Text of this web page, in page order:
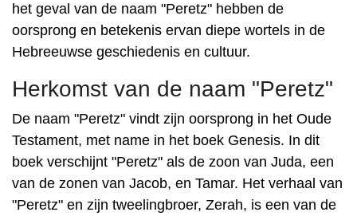
het geval van de naam "Peretz" hebben de
oorsprong en betekenis ervan diepe wortels in de
Hebreeuwse geschiedenis en cultuur.
Herkomst van de naam "Peretz"
De naam "Peretz" vindt zijn oorsprong in het Oude
Testament, met name in het boek Genesis. In dit
boek verschijnt "Peretz" als de zoon van Juda, een
van de zonen van Jacob, en Tamar. Het verhaal van
"Peretz" en zijn tweelingbroer, Zerah, is een van de